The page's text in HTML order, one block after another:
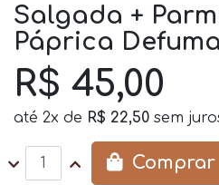
Salgada +
Páprica
R$ 45,00
até 2x de R$ 22,50 sem
Comprar